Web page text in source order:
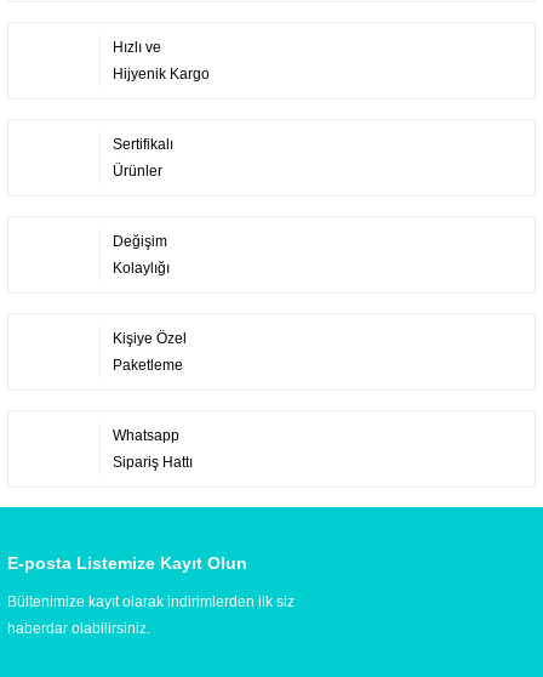
Hızlı ve
Hijyenik Kargo
Sertifikalı
Ürünler
Değişim
Kolaylığı
Kişiye Özel
Paketleme
Whatsapp
Sipariş Hattı
E-posta Listemize Kayıt Olun
Bültenimize kayıt olarak indirimlerden ilk siz
haberdar olabilirsiniz.